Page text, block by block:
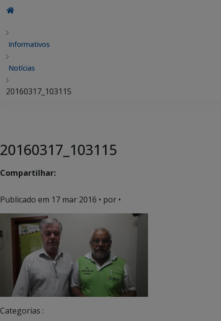
Informativos
Notícias
20160317_103115
20160317_103115
Compartilhar:
Publicado em 17 mar 2016 • por •
Categorias :